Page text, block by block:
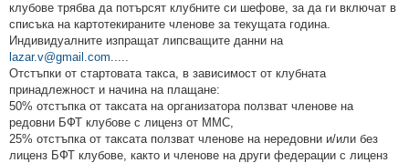
клубове трябва да потърсят клубните си шефове, за да ги включат в
списъка на картотекираните членове за текущата година.
Индивидуалните изпращат липсващите данни на
lazar.v@gmail.com.....
Отстъпки от стартовата такса, в зависимост от клубната
принадлежност и начина на плащане:
50% отстъпка от таксата на организатора ползват членове на
редовни БФТ клубове с лиценз от ММС,
25% отстъпка от таксата ползват членове на нередовни и/или без
лиценз БФТ клубове, както и членове на други федерации с лиценз